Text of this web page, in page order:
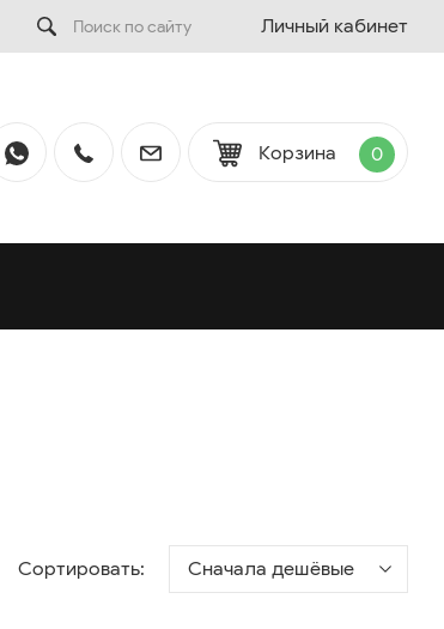
Личный кабинет
Корзина 0
Сортировать: Сначала дешёвые